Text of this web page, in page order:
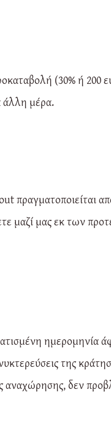
(30% ή
άλλη μέρα.
πραγματοποιείται
μαζί μας εκ των
ημερομηνία
της
δεν